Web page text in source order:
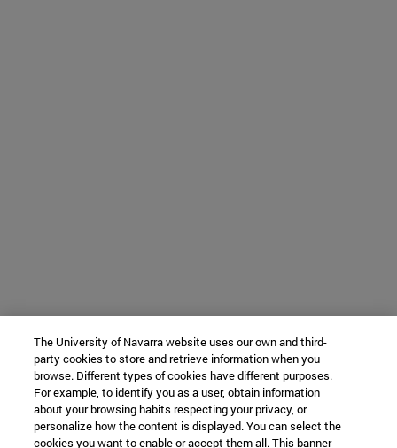
The University of Navarra website uses our own and third-
party cookies to store and retrieve information when you
browse. Different types of cookies have different purposes.
For example, to identify you as a user, obtain information
about your browsing habits respecting your privacy, or
personalize how the content is displayed. You can select the
cookies you want to enable or accept them all. This banner